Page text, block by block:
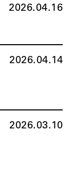
2026.04.16
2026.04.14
2026.03.10